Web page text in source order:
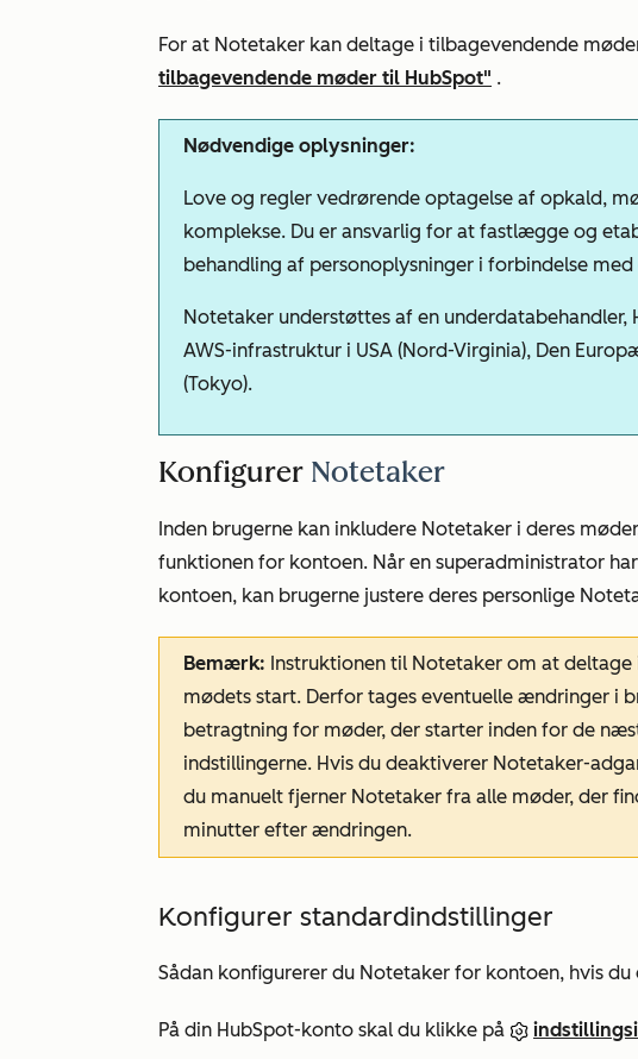
For at Notetaker kan deltage i tilbagevendende
tilbagevendende møder til HubSpot" .
Nødvendige oplysninger:
Love og regler vedrørende optagelse af opkald,
komplekse. Du er ansvarlig for at fastlægge og
behandling af personoplysninger i forbindelse
Notetaker understøttes af en underdatabehandler,
AWS-infrastruktur i USA (Nord-Virginia), Den
(Tokyo).
Konfigurer Notetaker
Inden brugerne kan inkludere Notetaker i deres
funktionen for kontoen. Når en superadministrator
kontoen, kan brugerne justere deres personlige
Bemærk: Instruktionen til Notetaker om at
mødets start. Derfor tages eventuelle ændringer i
betragtning for møder, der starter inden for de
indstillingerne. Hvis du deaktiverer Notetaker-
du manuelt fjerner Notetaker fra alle møder, der
minutter efter ændringen.
Konfigurer standardindstillinger
Sådan konfigurerer du Notetaker for kontoen, hvis du
På din HubSpot-konto skal du klikke på